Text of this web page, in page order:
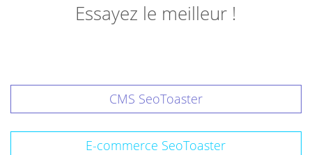
Essayez le meilleur !
CMS SeoToaster
E-commerce SeoToaster